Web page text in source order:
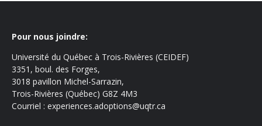
Pour nous joindre:
Université du Québec à Trois-Rivières (CEIDEF)
3351, boul. des Forges,
3018 pavillon Michel-Sarrazin,
Trois-Rivières (Québec) G8Z 4M3
Courriel : experiences.adoptions@uqtr.ca